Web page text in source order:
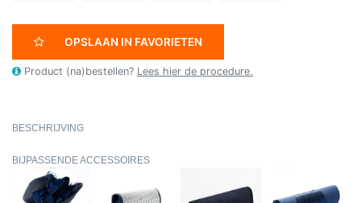
OPSLAAN IN FAVORIETEN
Product (na)bestellen? Lees hier de procedure.
BESCHRIJVING
BIJPASSENDE ACCESSOIRES